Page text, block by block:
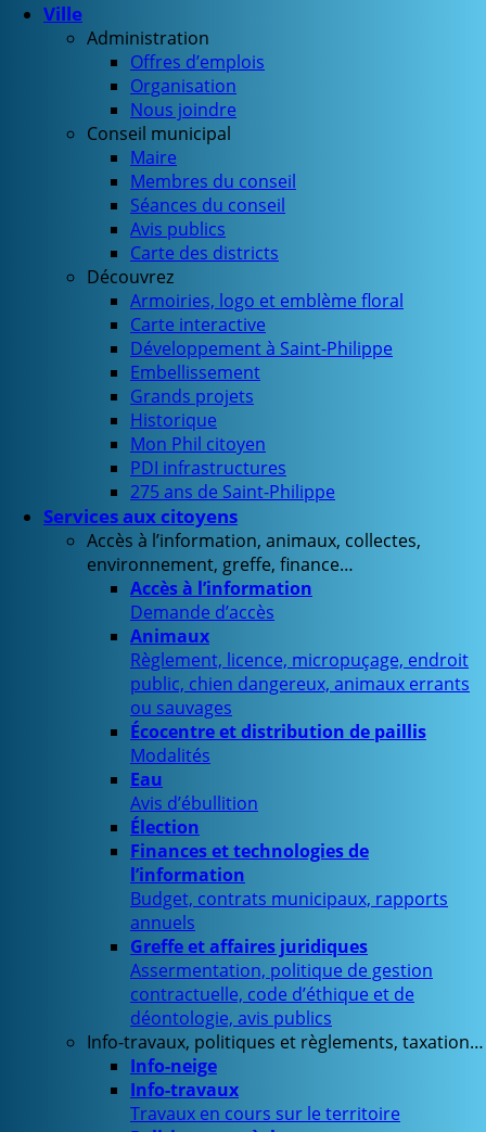
Ville
Administration
Offres d’emplois
Organisation
Nous joindre
Conseil municipal
Maire
Membres du conseil
Séances du conseil
Avis publics
Carte des districts
Découvrez
Armoiries, logo et emblème floral
Carte interactive
Développement à Saint-Philippe
Embellissement
Grands projets
Historique
Mon Phil citoyen
PDI infrastructures
275 ans de Saint-Philippe
Services aux citoyens
Accès à l’information, animaux, collectes,
environnement, greffe, finance…
Accès à l’information
Demande d’accès
Animaux
Règlement, licence, micropuçage, endroit
public, chien dangereux, animaux errants
ou sauvages
Écocentre et distribution de paillis
Modalités
Eau
Avis d’ébullition
Élection
Finances et technologies de
l’information
Budget, contrats municipaux, rapports
annuels
Greffe et affaires juridiques
Assermentation, politique de gestion
contractuelle, code d’éthique et de
déontologie, avis publics
Info-travaux, politiques et règlements, taxation…
Info-neige
Info-travaux
Travaux en cours sur le territoire